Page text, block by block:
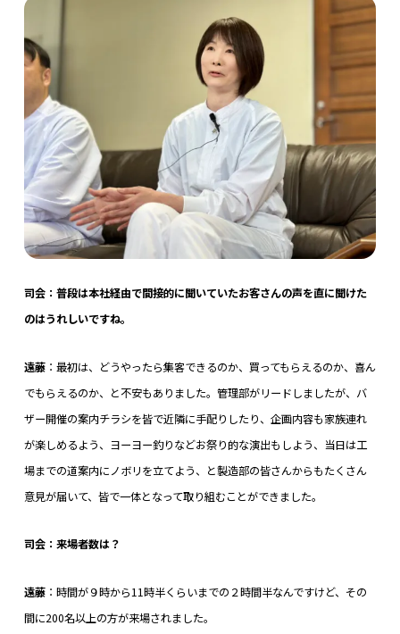
司会：普段は本社経由で間接的に聞いていたお客さんの声を直に聞けた
のはうれしいですね。
遠藤：最初は、どうやったら集客できるのか、買ってもらえるのか、喜ん
でもらえるのか、と不安もありました。管理部がリードしましたが、バ
ザー開催の案内チラシを皆で近隣に手配りしたり、企画内容も家族連れ
が楽しめるよう、ヨーヨー釣りなどお祭り的な演出もしよう、当日は工
場までの道案内にノボリを立てよう、と製造部の皆さんからもたくさん
意見が届いて、皆で一体となって取り組むことができました。
司会：来場者数は？
遠藤：時間が９時から11時半くらいまでの２時間半なんですけど、その
間に200名以上の方が来場されました。